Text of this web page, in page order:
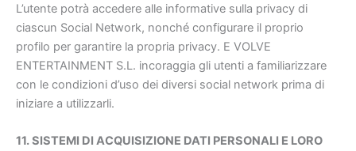
L’utente potrà accedere alle informative sulla privacy di
ciascun Social Network, nonché configurare il proprio
profilo per garantire la propria privacy. E VOLVE
ENTERTAINMENT S.L. incoraggia gli utenti a familiarizzare
con le condizioni d’uso dei diversi social network prima di
iniziare a utilizzarli.
11. SISTEMI DI ACQUISIZIONE DATI PERSONALI E LORO